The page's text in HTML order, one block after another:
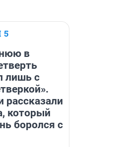
5
в
лишь с
рассказали
который
боролся с